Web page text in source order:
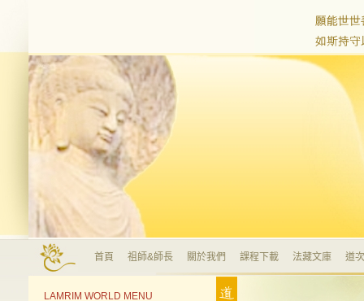
首頁 祖師&師長 關於我們 課程下載 法藏文庫 道
LAMRIM WORLD MENU